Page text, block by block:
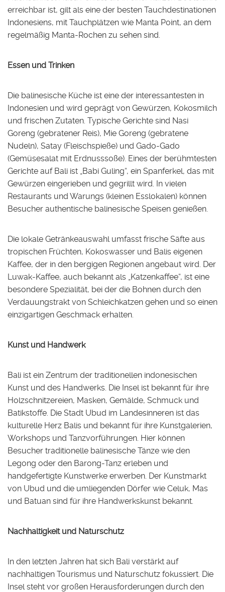
erreichbar ist, gilt als eine der besten Tauchdestinationen
Indonesiens, mit Tauchplätzen wie Manta Point, an dem
regelmäßig Manta-Rochen zu sehen sind.
Essen und Trinken
Die balinesische Küche ist eine der interessantesten in
Indonesien und wird geprägt von Gewürzen, Kokosmilch
und frischen Zutaten. Typische Gerichte sind Nasi
Goreng (gebratener Reis), Mie Goreng (gebratene
Nudeln), Satay (Fleischspieße) und Gado-Gado
(Gemüsesalat mit Erdnusssoße). Eines der berühmtesten
Gerichte auf Bali ist „Babi Guling“, ein Spanferkel, das mit
Gewürzen eingerieben und gegrillt wird. In vielen
Restaurants und Warungs (kleinen Esslokalen) können
Besucher authentische balinesische Speisen genießen.
Die lokale Getränkeauswahl umfasst frische Säfte aus
tropischen Früchten, Kokoswasser und Balis eigenen
Kaffee, der in den bergigen Regionen angebaut wird. Der
Luwak-Kaffee, auch bekannt als „Katzenkaffee“, ist eine
besondere Spezialität, bei der die Bohnen durch den
Verdauungstrakt von Schleichkatzen gehen und so einen
einzigartigen Geschmack erhalten.
Kunst und Handwerk
Bali ist ein Zentrum der traditionellen indonesischen
Kunst und des Handwerks. Die Insel ist bekannt für ihre
Holzschnitzereien, Masken, Gemälde, Schmuck und
Batikstoffe. Die Stadt Ubud im Landesinneren ist das
kulturelle Herz Balis und bekannt für ihre Kunstgalerien,
Workshops und Tanzvorführungen. Hier können
Besucher traditionelle balinesische Tänze wie den
Legong oder den Barong-Tanz erleben und
handgefertigte Kunstwerke erwerben. Der Kunstmarkt
von Ubud und die umliegenden Dörfer wie Celuk, Mas
und Batuan sind für ihre Handwerkskunst bekannt.
Nachhaltigkeit und Naturschutz
In den letzten Jahren hat sich Bali verstärkt auf
nachhaltigen Tourismus und Naturschutz fokussiert. Die
Insel steht vor großen Herausforderungen durch den